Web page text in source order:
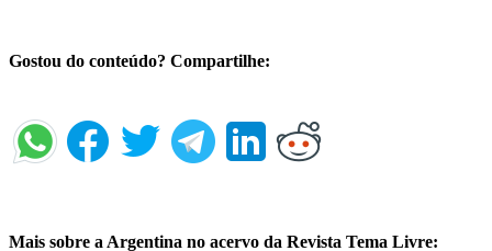
Gostou do conteúdo? Compartilhe:
Mais sobre a Argentina no acervo da Revista Tema Livre: